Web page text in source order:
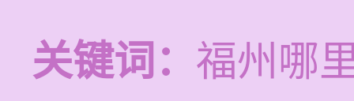
关键词： 福州哪